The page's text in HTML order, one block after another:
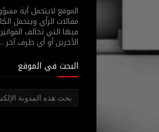
الموقع لايتحمل أية
مقالات الرأي ويتحمل
فيها التي تخالف
الآخرين أو أي طرف آخر
البحث في الموقع